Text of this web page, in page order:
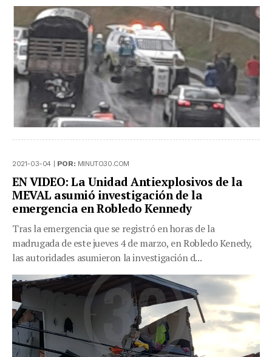
2021-03-04 | POR: MINUTO30.COM
EN VIDEO: La Unidad Antiexplosivos de la
MEVAL asumió investigación de la
emergencia en Robledo Kennedy
Tras la emergencia que se registró en horas de la
madrugada de este jueves 4 de marzo, en Robledo Kenedy,
las autoridades asumieron la investigación d...